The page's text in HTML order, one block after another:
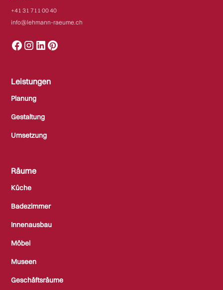
+41 31 711 00 40
info@lehmann-raeume.ch
Leistungen
Planung
Gestaltung
Umsetzung
Räume
Küche
Badezimmer
Innenausbau
Möbel
Museen
Geschäftsräume